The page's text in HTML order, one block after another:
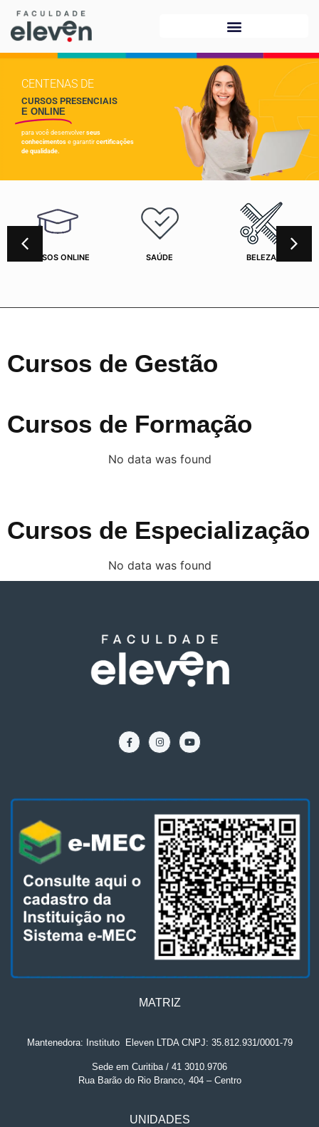
CENTENAS DE
CURSOS PRESENCIAIS
E ONLINE
para você desenvolver seus
conhecimentos e garantir certificações
de qualidade.
CURSOS ONLINE SAÚDE BELEZA
Cursos de Gestão
Cursos de Formação
No data was found
Cursos de Especialização
No data was found
MATRIZ
Mantenedora: Instituto. Eleven LTDA CNPJ: 35.812.931/0001-79
Sede em Curitiba / 41 3010.9706
Rua Barão do Rio Branco, 404 – Centro
UNIDADES